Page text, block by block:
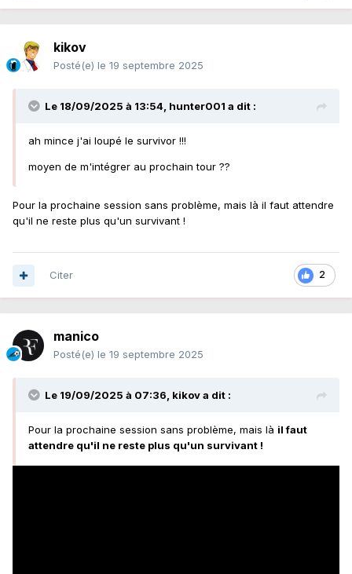
kikov
Posté(e) le 19 septembre 2025
Le 18/09/2025 à 13:54, hunter001 a dit :
ah mince j'ai loupé le survivor !!!
moyen de m'intégrer au prochain tour ??
Pour la prochaine session sans problème, mais là il faut attendre
qu'il ne reste plus qu'un survivant !
2
Citer
manico
Posté(e) le 19 septembre 2025
Le 19/09/2025 à 07:36, kikova dit :
Pour la prochaine session sans problème, mais là il faut
attendre qu'il ne reste plus qu'un survivant !